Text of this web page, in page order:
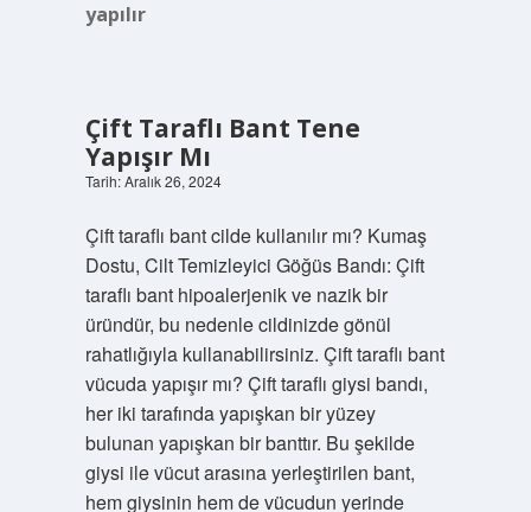
yapılır
Çift Taraflı Bant Tene
Yapışır Mı
Tarih: Aralık 26, 2024
Çift taraflı bant cilde kullanılır mı? Kumaş
Dostu, Cilt Temizleyici Göğüs Bandı: Çift
taraflı bant hipoalerjenik ve nazik bir
üründür, bu nedenle cildinizde gönül
rahatlığıyla kullanabilirsiniz. Çift taraflı bant
vücuda yapışır mı? Çift taraflı giysi bandı,
her iki tarafında yapışkan bir yüzey
bulunan yapışkan bir banttır. Bu şekilde
giysi ile vücut arasına yerleştirilen bant,
hem giysinin hem de vücudun yerinde